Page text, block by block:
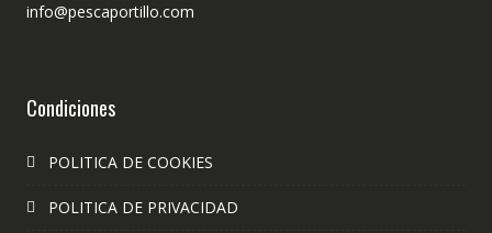
info@pescaportillo.com
Condiciones
POLITICA DE COOKIES
POLITICA DE PRIVACIDAD